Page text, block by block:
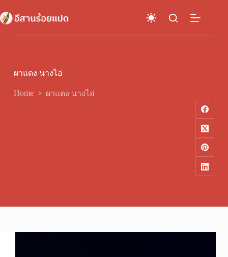
to
content
ผาแดง นางไอ่
Home ผาแดง นางไอ่